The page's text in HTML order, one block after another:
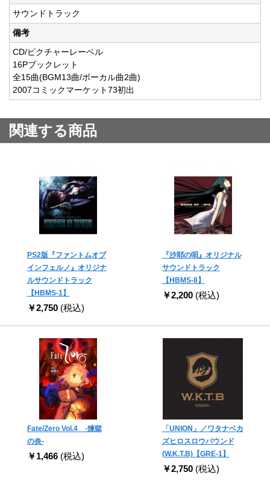
サウンドトラック
備考
CD/ピクチャーレーベル
16Pブックレット
全15曲(BGM13曲/ボーカル曲2曲)
2007コミックマーケット73初出
関連する商品
PS2版『ファントムオブ
インフェルノ』オリジナ
ルサウンドトラック
【HBMS-1】
￥2,750 (税込)
『沙耶の唄』オリジナル
サウンドトラック
【HBMS-8】
￥2,200 (税込)
Fate/Zero Vol.4 -煉獄
の炎-
￥1,466 (税込)
「UNION」／ワタナベカ
ズヒロスロウバウンド
(W.K.T.B)【GRE-1】
￥2,750 (税込)